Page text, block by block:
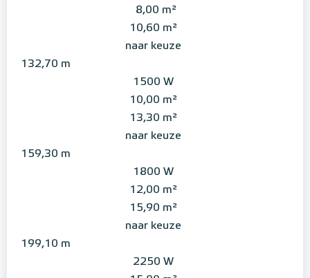
8,00 m²
10,60 m²
naar keuze
132,70 m
1500 W
10,00 m²
13,30 m²
naar keuze
159,30 m
1800 W
12,00 m²
15,90 m²
naar keuze
199,10 m
2250 W